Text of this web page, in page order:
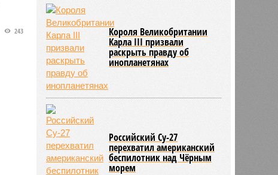
243 Короля Великобритании
Карла III призвали
раскрыть правду об
инопланетянах
Российский Су-27
перехватил американский
беспилотник над Чёрным
морем